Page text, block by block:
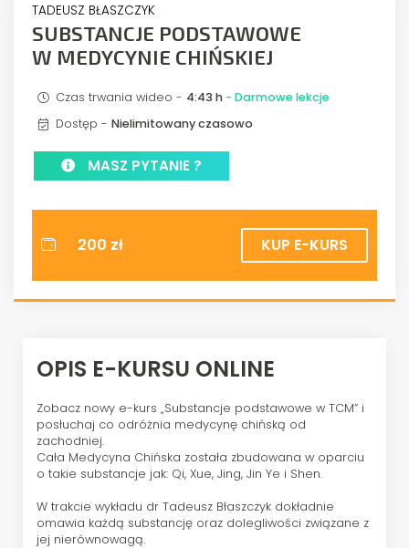
TADEUSZ BŁASZCZYK
SUBSTANCJE PODSTAWOWE
W MEDYCYNIE CHIŃSKIEJ
Czas trwania wideo - 4:43 h - Darmowe lekcje
Dostęp - Nielimitowany czasowo
MASZ PYTANIE ?
200 zł KUP E-KURS
OPIS E-KURSU ONLINE
Zobacz nowy e-kurs „Substancje podstawowe w TCM” i
posłuchaj co odróżnia medycynę chińską od
zachodniej.
Cała Medycyna Chińska została zbudowana w oparciu
o takie substancje jak: Qi, Xue, Jing, Jin Ye i Shen.
W trakcie wykładu dr Tadeusz Błaszczyk dokładnie
omawia każdą substancję oraz dolegliwości związane z
jej nierównowagą.